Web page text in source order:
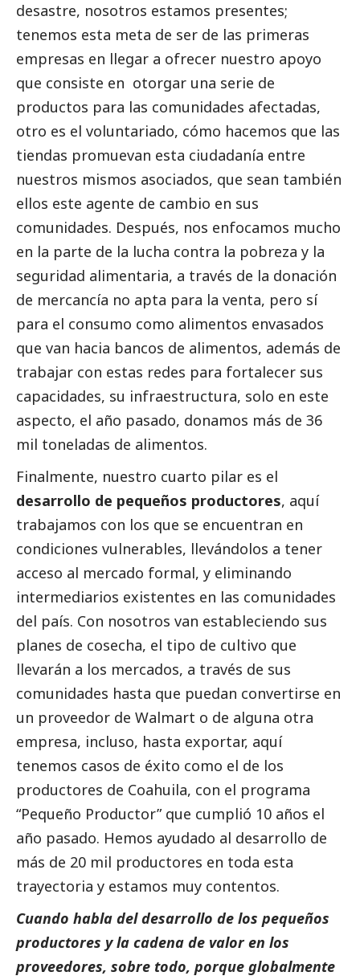
desastre, nosotros estamos presentes;
tenemos esta meta de ser de las primeras
empresas en llegar a ofrecer nuestro apoyo
que consiste en otorgar una serie de
productos para las comunidades afectadas,
otro es el voluntariado, cómo hacemos que las
tiendas promuevan esta ciudadanía entre
nuestros mismos asociados, que sean también
ellos este agente de cambio en sus
comunidades. Después, nos enfocamos mucho
en la parte de la lucha contra la pobreza y la
seguridad alimentaria, a través de la donación
de mercancía no apta para la venta, pero sí
para el consumo como alimentos envasados
que van hacia bancos de alimentos, además de
trabajar con estas redes para fortalecer sus
capacidades, su infraestructura, solo en este
aspecto, el año pasado, donamos más de 36
mil toneladas de alimentos.
Finalmente, nuestro cuarto pilar es el
desarrollo de pequeños productores, aquí
trabajamos con los que se encuentran en
condiciones vulnerables, llevándolos a tener
acceso al mercado formal, y eliminando
intermediarios existentes en las comunidades
del país. Con nosotros van estableciendo sus
planes de cosecha, el tipo de cultivo que
llevarán a los mercados, a través de sus
comunidades hasta que puedan convertirse en
un proveedor de Walmart o de alguna otra
empresa, incluso, hasta exportar, aquí
tenemos casos de éxito como el de los
productores de Coahuila, con el programa
“Pequeño Productor” que cumplió 10 años el
año pasado. Hemos ayudado al desarrollo de
más de 20 mil productores en toda esta
trayectoria y estamos muy contentos.
Cuando habla del desarrollo de los pequeños
productores y la cadena de valor en los
proveedores, sobre todo, porque globalmente